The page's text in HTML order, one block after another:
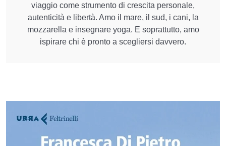
viaggio come strumento di crescita personale,
autenticità e libertà. Amo il mare, il sud, i cani, la
mozzarella e insegnare yoga. E soprattutto, amo
ispirare chi è pronto a scegliersi davvero.